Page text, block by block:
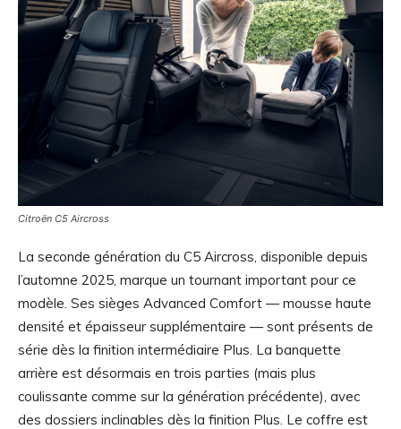
Citroën C5 Aircross
La seconde génération du C5 Aircross, disponible depuis
l’automne 2025, marque un tournant important pour ce
modèle. Ses sièges Advanced Comfort — mousse haute
densité et épaisseur supplémentaire — sont présents de
série dès la finition intermédiaire Plus. La banquette
arrière est désormais en trois parties (mais plus
coulissante comme sur la génération précédente), avec
des dossiers inclinables dès la finition Plus. Le coffre est